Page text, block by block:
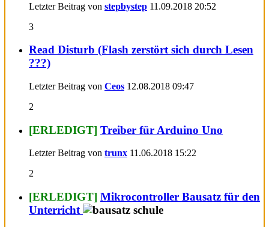
Letzter Beitrag von stepbystep 11.09.2018 20:52
3
Read Disturb (Flash zerstört sich durch Lesen
???)
Letzter Beitrag von Ceos 12.08.2018 09:47
2
[ERLEDIGT] Treiber für Arduino Uno
Letzter Beitrag von trunx 11.06.2018 15:22
2
[ERLEDIGT] Mikrocontroller Bausatz für den
Unterricht